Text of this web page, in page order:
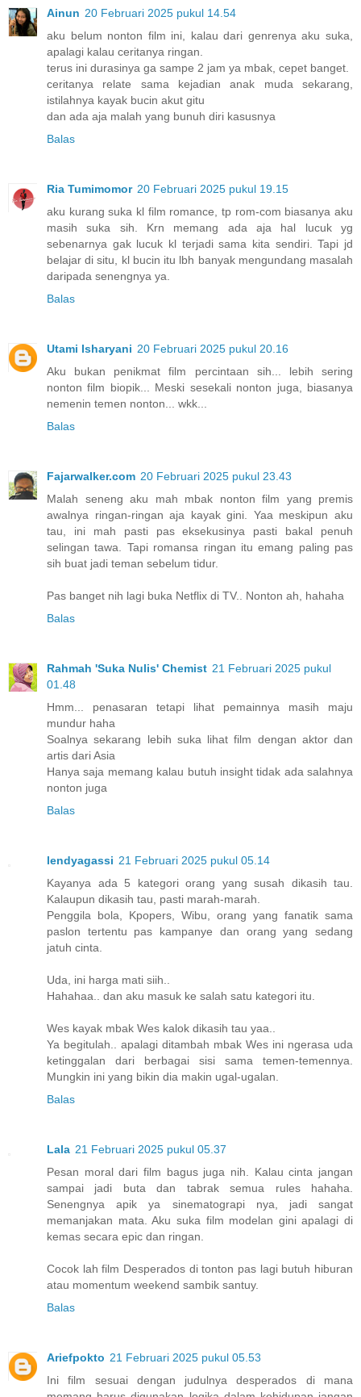
Ainun 20 Februari 2025 pukul 14.54
aku belum nonton film ini, kalau dari genrenya aku suka,
apalagi kalau ceritanya ringan.
terus ini durasinya ga sampe 2 jam ya mbak, cepet banget.
ceritanya relate sama kejadian anak muda sekarang,
istilahnya kayak bucin akut gitu
dan ada aja malah yang bunuh diri kasusnya
Balas
Ria Tumimomor 20 Februari 2025 pukul 19.15
aku kurang suka kl film romance, tp rom-com biasanya aku
masih suka sih. Krn memang ada aja hal lucuk yg
sebenarnya gak lucuk kl terjadi sama kita sendiri. Tapi jd
belajar di situ, kl bucin itu lbh banyak mengundang masalah
daripada senengnya ya.
Balas
Utami Isharyani 20 Februari 2025 pukul 20.16
Aku bukan penikmat film percintaan sih... lebih sering
nonton film biopik... Meski sesekali nonton juga, biasanya
nemenin temen nonton... wkk...
Balas
Fajarwalker.com 20 Februari 2025 pukul 23.43
Malah seneng aku mah mbak nonton film yang premis
awalnya ringan-ringan aja kayak gini. Yaa meskipun aku
tau, ini mah pasti pas eksekusinya pasti bakal penuh
selingan tawa. Tapi romansa ringan itu emang paling pas
sih buat jadi teman sebelum tidur.
Pas banget nih lagi buka Netflix di TV.. Nonton ah, hahaha
Balas
Rahmah 'Suka Nulis' Chemist 21 Februari 2025 pukul
01.48
Hmm... penasaran tetapi lihat pemainnya masih maju
mundur haha
Soalnya sekarang lebih suka lihat film dengan aktor dan
artis dari Asia
Hanya saja memang kalau butuh insight tidak ada salahnya
nonton juga
Balas
lendyagassi 21 Februari 2025 pukul 05.14
Kayanya ada 5 kategori orang yang susah dikasih tau.
Kalaupun dikasih tau, pasti marah-marah.
Penggila bola, Kpopers, Wibu, orang yang fanatik sama
paslon tertentu pas kampanye dan orang yang sedang
jatuh cinta.
Uda, ini harga mati siih..
Hahahaa.. dan aku masuk ke salah satu kategori itu.
Wes kayak mbak Wes kalok dikasih tau yaa..
Ya begitulah.. apalagi ditambah mbak Wes ini ngerasa uda
ketinggalan dari berbagai sisi sama temen-temennya.
Mungkin ini yang bikin dia makin ugal-ugalan.
Balas
Lala 21 Februari 2025 pukul 05.37
Pesan moral dari film bagus juga nih. Kalau cinta jangan
sampai jadi buta dan tabrak semua rules hahaha.
Senengnya apik ya sinematograpi nya, jadi sangat
memanjakan mata. Aku suka film modelan gini apalagi di
kemas secara epic dan ringan.
Cocok lah film Desperados di tonton pas lagi butuh hiburan
atau momentum weekend sambik santuy.
Balas
Ariefpokto 21 Februari 2025 pukul 05.53
Ini film sesuai dengan judulnya desperados di mana